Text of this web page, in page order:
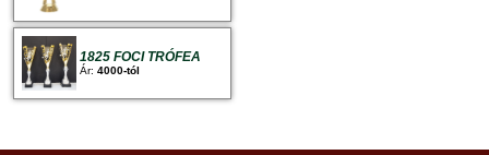
1825 FOCI TRÓFEA
Ár: 4000-tól